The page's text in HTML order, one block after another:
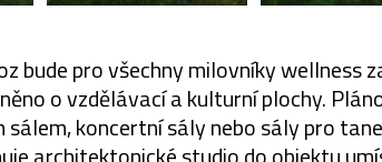
bude pro všechny milovníky wellness
o vzdělávací a kulturní plochy.
sálem, koncertní sály nebo sály pro